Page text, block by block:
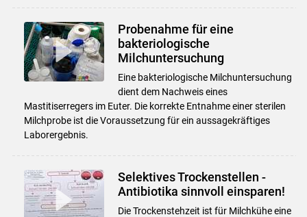
Probenahme für eine
bakteriologische
Milchuntersuchung
Eine bakteriologische Milchuntersuchung
dient dem Nachweis eines
Mastitiserregers im Euter. Die korrekte Entnahme einer sterilen
Milchprobe ist die Voraussetzung für ein aussagekräftiges
Laborergebnis.
Selektives Trockenstellen -
Antibiotika sinnvoll einsparen!
Die Trockenstehzeit ist für Milchkühe eine